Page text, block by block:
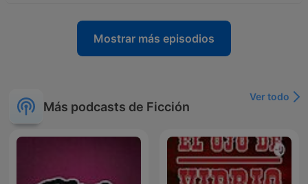
Mostrar más episodios
Más podcasts de Ficción
Ver todo